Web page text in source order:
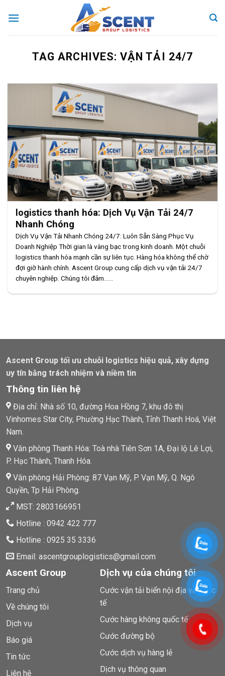
TAG ARCHIVES:VẬN TẢI 24/7
logistics thanh hóa: Dịch Vụ Vận Tải 24/7
Nhanh Chóng
Dịch Vụ Vận Tải Nhanh Chóng 24/7: Luôn Sẵn Sàng Phục Vụ
Doanh Nghiệp Thời gian là vàng bạc trong kinh doanh. Một chuỗi
logistics thanh hóa mạnh cần sự liên tục. Hàng hóa không thể chờ
đợi giờ hành chính. Ascent Group cung cấp dịch vụ vận tải 24/7
chuyên nghiệp. Chúng tôi đảm......
Ascent Group tối ưu chuỗi logistics hiệu quả, xây dựng
uy tín bằng trách nhiệm và niềm tin
Thông tin liên hệ
Địa chỉ: Nhà số 10, đường Hoa Hồng 7, khu đô thị
Vinhomes Star City, Phường Hạc Thành, Tỉnh Thanh Hoá, Việt
Nam.
Văn phòng Thanh Hóa: Toà nhà Tiên Sơn 1A, Đại lộ Lê Lợi,
P. Hạc Thành, Thanh Hóa.
Văn phòng Hải Phòng: 87 Vạn Mỹ, P. Vạn Mỹ, Q. Ngô
Quyền, Tp Hải Phòng.
MST: 2803166951
Hotline : 0942 422 777
Hotline : 0925 35 3336
Email: ascentgrouplogistics@gmail.com
Ascent Group
Trang chủ
Về chúng tôi
Dịch vụ
Báo giá
Tin tức
Liên hệ
Dịch vụ của chúng tôi
Cước vận tải biển nội địa và quốc
tế
Cước hàng không quốc tế
Cước đường bộ
Cước dịch vụ hàng lẻ
Dịch vụ thông quan